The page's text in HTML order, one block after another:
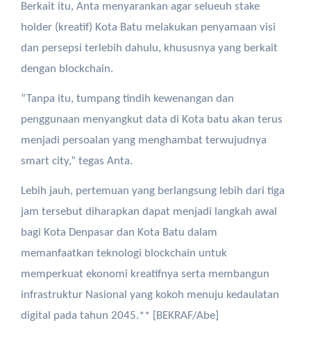
Berkait itu, Anta menyarankan agar selueuh stake
holder (kreatif) Kota Batu melakukan penyamaan visi
dan persepsi terlebih dahulu, khususnya yang berkait
dengan blockchain.
“Tanpa itu, tumpang tindih kewenangan dan
penggunaan menyangkut data di Kota batu akan terus
menjadi persoalan yang menghambat terwujudnya
smart city,” tegas Anta.
Lebih jauh, pertemuan yang berlangsung lebih dari tiga
jam tersebut diharapkan dapat menjadi langkah awal
bagi Kota Denpasar dan Kota Batu dalam
memanfaatkan teknologi blockchain untuk
memperkuat ekonomi kreatifnya serta membangun
infrastruktur Nasional yang kokoh menuju kedaulatan
digital pada tahun 2045.** [BEKRAF/Abe]